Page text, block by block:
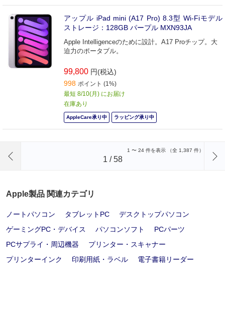
アップル iPad mini (A17 Pro) 8.3型 Wi-Fiモデル
ストレージ：128GB パープル MXN93JA
Apple Intelligenceのために設計。A17 Proチップ。大
迫力のポータブル。
99,800 円(税込)
998 ポイント (1%)
最短 8/10(月) にお届け
在庫あり
AppleCare承り中 ラッピング承り中
1 〜 24 件を表示 （全 1,387 件）
1 /58
Apple製品 関連カテゴリ
ノートパソコン タブレットPC
デスクトップパソコン
ゲーミングPC・デバイス
パソコンソフト
PCパーツ
PCサプライ・周辺機器
プリンター・スキャナー
プリンターインク
印刷用紙・ラベル 電子書籍リーダー